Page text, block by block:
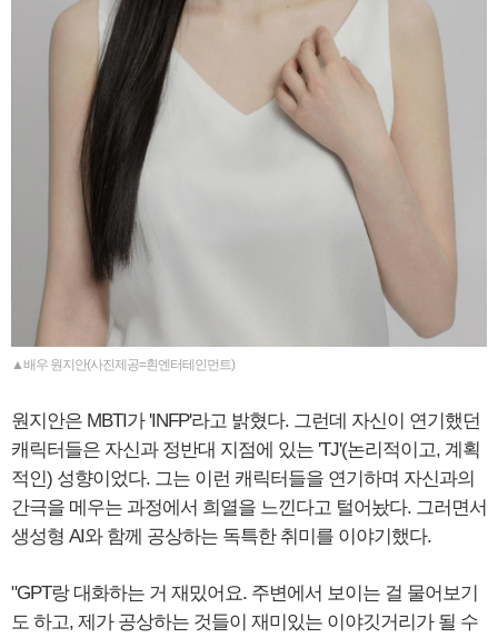
▲배우 원지안(사진제공=흰엔터테인먼트)
원지안은 MBTI가 'INFP'라고 밝혔다. 그런데 자신이 연기했던
캐릭터들은 자신과 정반대 지점에 있는 'TJ'(논리적이고, 계획
적인) 성향이었다. 그는 이런 캐릭터들을 연기하며 자신과의
간극을 메우는 과정에서 희열을 느낀다고 털어놨다. 그러면서
생성형 AI와 함께 공상하는 독특한 취미를 이야기했다.
"GPT랑 대화하는 거 재밌어요. 주변에서 보이는 걸 물어보기
도 하고, 제가 공상하는 것들이 재미있는 이야깃거리가 될 수